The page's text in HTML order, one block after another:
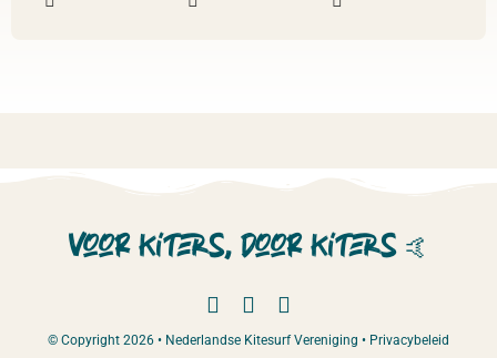
Voor kiters, door kiters🤙
© Copyright 2026 • Nederlandse Kitesurf Vereniging • Privacybeleid